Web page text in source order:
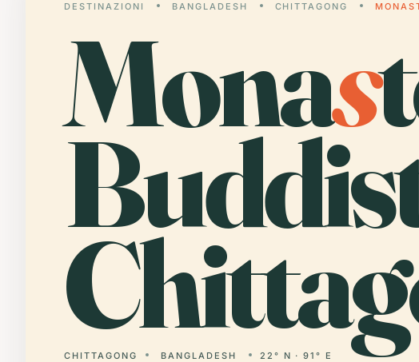
DESTINAZIONI BANGLADESH CHITTAGONG
Monas
CHITTAGONG BANGLADESH 22° N · 91° E